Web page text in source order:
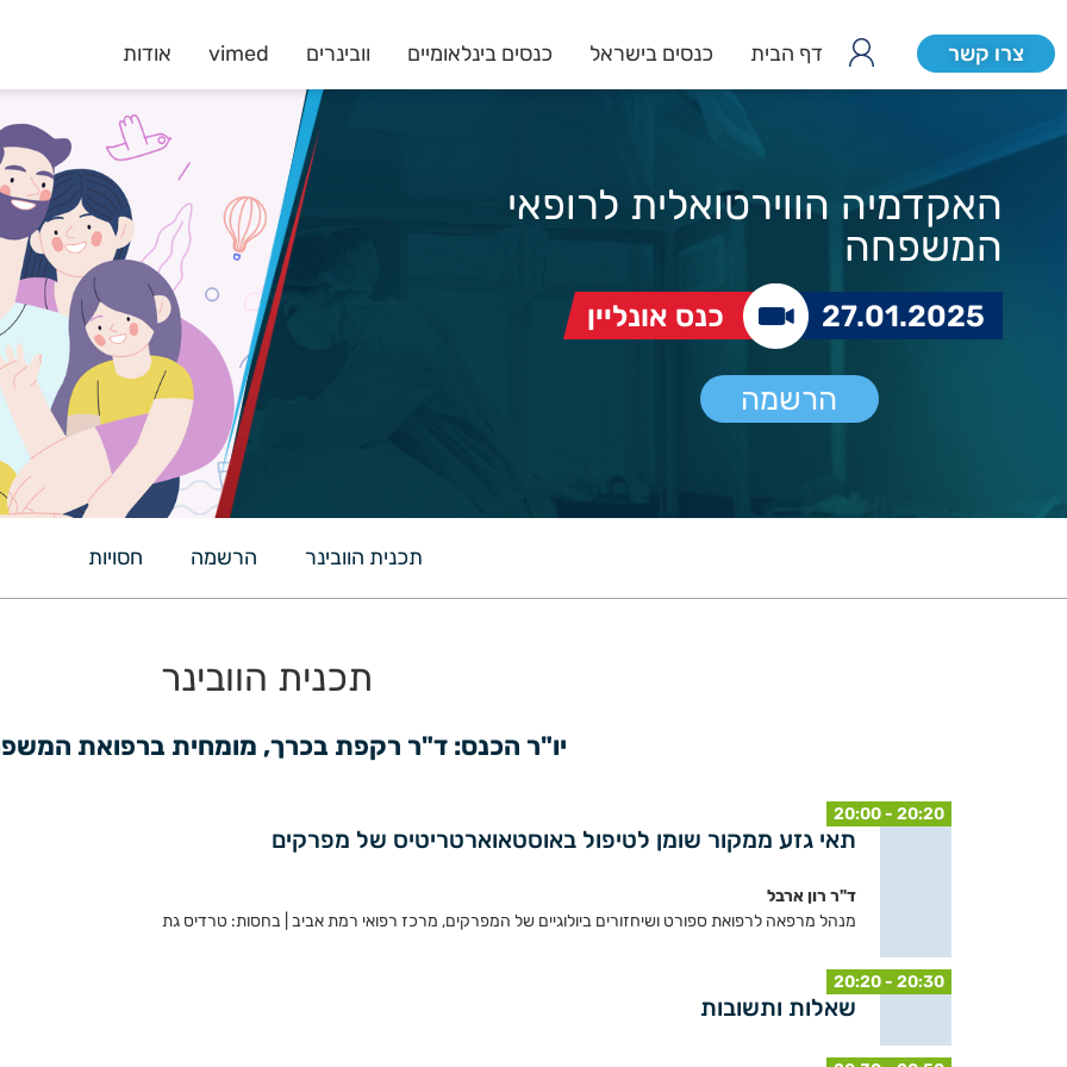
צרו קשר דף הבית כנסים בישראל כנסים בינלאומיים וובינרים vimed אודות
האקדמיה הווירטואלית לרופאי
המשפחה
27.01.2025 כנס אונליין
הרשמה
תכנית הוובינר הרשמה חסויות
תכנית הוובינר
יו"ר הכנס: ד"ר רקפת בכרך, מומחית ברפואת
20:00 - 20:20
תאי גזע ממקור שומן לטיפול באוסטאוארטריטיס של מפרקים
ד"ר רון ארבל
מנהל מרפאה לרפואת ספורט ושיחזורים ביולוגיים של המפרקים, מרכז רפואי רמת אביב | בחסות: טרדיס גת
20:20 - 20:30
שאלות ותשובות